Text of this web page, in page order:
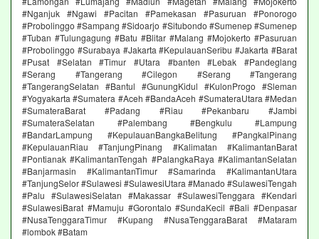
#Nganjuk #Ngawi #Pacitan #Pamekasan #Pasuruan #Ponorogo
#Probolinggo #Sampang #Sidoarjo #Situbondo #Sumenep #Sumenep
#Tuban #Tulungagung #Batu #Blitar #Malang #Mojokerto #Pasuruan
#Probolinggo #Surabaya #Jakarta #KepulauanSeribu #Jakarta #Barat
#Pusat #Selatan #Timur #Utara #banten #Lebak #Pandeglang
#Serang #Tangerang #Cilegon #Serang #Tangerang
#TangerangSelatan #Bantul #GunungKidul #KulonProgo #Sleman
#Yogyakarta #Sumatera #Aceh #BandaAceh #SumateraUtara #Medan
#SumateraBarat #Padang #Riau #Pekanbaru #Jambi
#SumateraSelatan #Palembang #Bengkulu #Lampung
#BandarLampung #KepulauanBangkaBelitung #PangkalPinang
#KepulauanRiau #TanjungPinang #Kalimatan #KalimantanBarat
#Pontianak #KalimantanTengah #PalangkaRaya #KalimantanSelatan
#Banjarmasin #KalimantanTimur #Samarinda #KalimantanUtara
#TanjungSelor #Sulawesi #SulawesiUtara #Manado #SulawesiTengah
#Palu #SulawesiSelatan #Makassar #SulawesiTenggara #Kendari
#SulawesiBarat #Mamuju #Gorontalo #SundaKecil #Bali #Denpasar
#NusaTenggaraTimur #Kupang #NusaTenggaraBarat #Mataram
#lombok #Batam